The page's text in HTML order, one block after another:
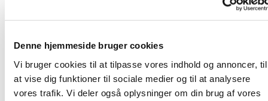
Denne hjemmeside bruger cookies
Vi bruger cookies til at tilpasse vores indhold og annoncer, til
at vise dig funktioner til sociale medier og til at analysere
vores trafik. Vi deler også oplysninger om din brug af vores
Tirsdag 5. januar 2027, kl. 16:30